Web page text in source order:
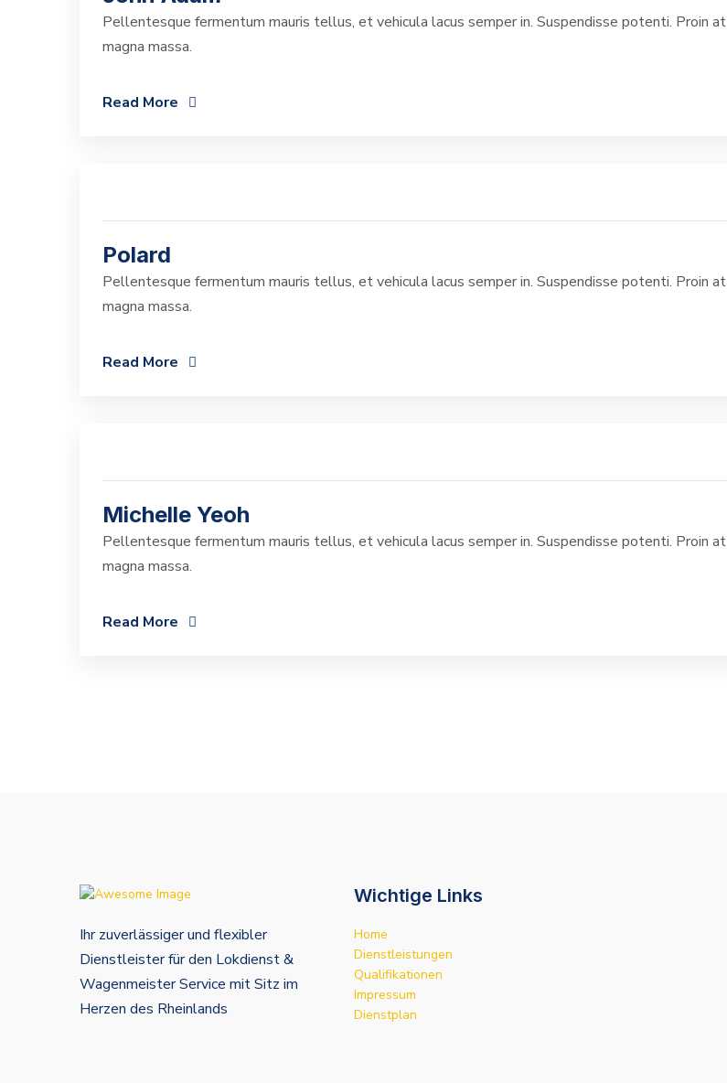
Pellentesque fermentum mauris tellus, et vehicula lacus semper in. Suspendisse potenti. Proin at
magna massa.
Read More
Polard
Pellentesque fermentum mauris tellus, et vehicula lacus semper in. Suspendisse potenti. Proin at
magna massa.
Read More
Michelle Yeoh
Pellentesque fermentum mauris tellus, et vehicula lacus semper in. Suspendisse potenti. Proin at
magna massa.
Read More
Ihr zuverlässiger und flexibler
Dienstleister für den Lokdienst &
Wagenmeister Service mit Sitz im
Herzen des Rheinlands
Wichtige Links
Home
Dienstleistungen
Qualifikationen
Impressum
Dienstplan